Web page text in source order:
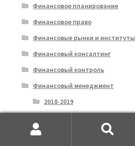
Финансовое планирование
Финансовое право
Финансовые рынки и институты
Финансовый консалтинг
Финансовый контроль
Финансовый менеджмент
2018-2019
Финансы